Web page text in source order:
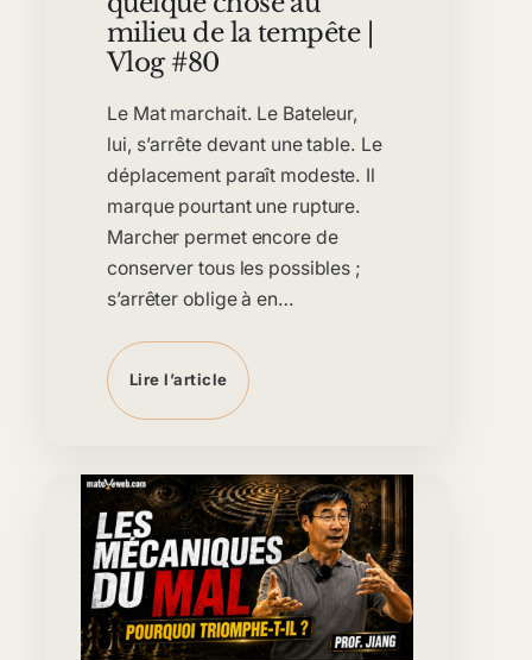
milieu de la tempête |
Vlog #80
Le Mat marchait. Le Bateleur,
lui, s’arrête devant une table. Le
déplacement paraît modeste. Il
marque pourtant une rupture.
Marcher permet encore de
conserver tous les possibles ;
s’arrêter oblige à en…
Lire l’article